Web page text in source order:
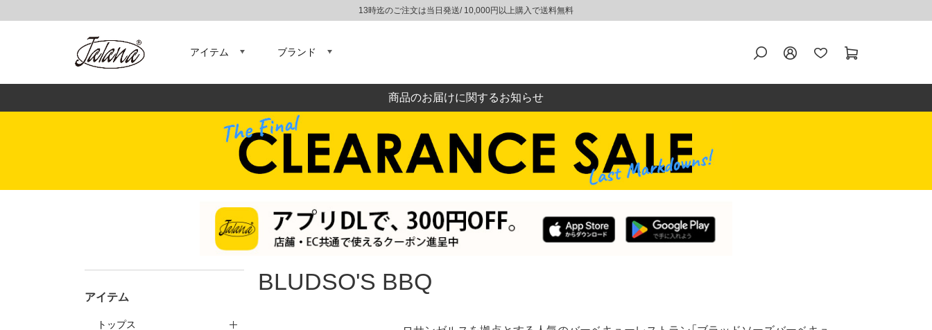
13時迄のご注文は当日発送/ 10,000円以上購入で送料無料
アイテム ブランド
商品のお届けに関するお知らせ
アイテム
トップス
BLUDSO'S BBQ